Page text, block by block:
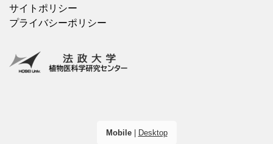
サイトポリシー
プライバシーポリシー
Mobile| Desktop